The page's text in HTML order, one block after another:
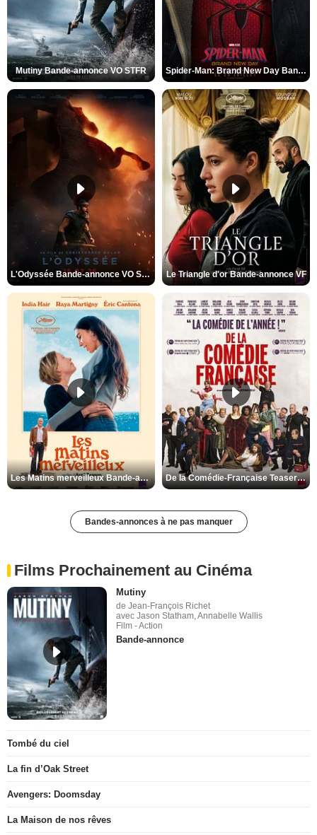
Mutiny Bande-annonce VO STFR Spider-Man: Brand New Day Bande-annonce VO STFR
L'Odyssée Bande-annonce VO STFR Le Triangle d'or Bande-annonce VF
Les Matins merveilleux Bande-annonce VF De la Comédie-Française Teaser VF
Bandes-annonces à ne pas manquer
Films Prochainement au Cinéma
Mutiny
de Jean-François Richet
avec Jason Statham, Annabelle Wallis
Film - Action
Bande-annonce
Tombé du ciel
La fin d’Oak Street
Avengers: Doomsday
La Maison de nos rêves